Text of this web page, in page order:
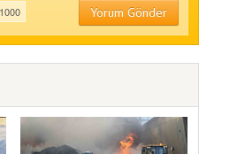
Yorum Gönder